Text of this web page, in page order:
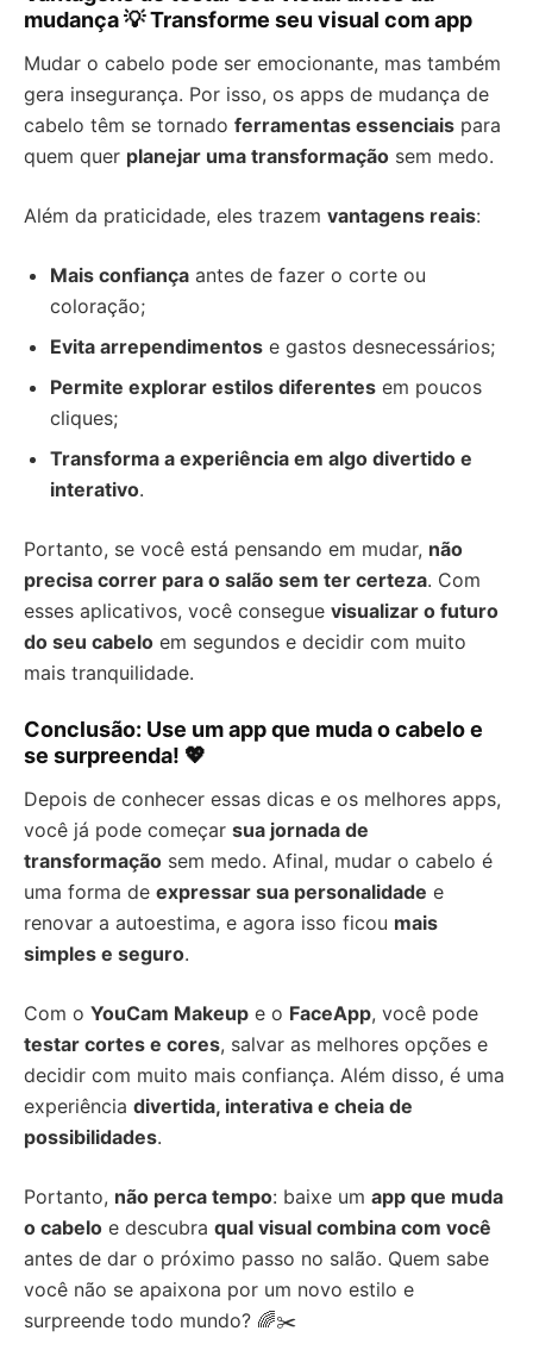
mudança 💡 Transforme seu visual com app
Mudar o cabelo pode ser emocionante, mas também
gera insegurança. Por isso, os apps de mudança de
cabelo têm se tornado ferramentas essenciais para
quem quer planejar uma transformação sem medo.
Além da praticidade, eles trazem vantagens reais:
Mais confiança antes de fazer o corte ou
coloração;
Evita arrependimentos e gastos desnecessários;
Permite explorar estilos diferentes em poucos
cliques;
Transforma a experiência em algo divertido e
interativo.
Portanto, se você está pensando em mudar, não
precisa correr para o salão sem ter certeza. Com
esses aplicativos, você consegue visualizar o futuro
do seu cabelo em segundos e decidir com muito
mais tranquilidade.
Conclusão: Use um app que muda o cabelo e
se surpreenda! 💖
Depois de conhecer essas dicas e os melhores apps,
você já pode começar sua jornada de
transformação sem medo. Afinal, mudar o cabelo é
uma forma de expressar sua personalidade e
renovar a autoestima, e agora isso ficou mais
simples e seguro.
Com o YouCam Makeup e o FaceApp, você pode
testar cortes e cores, salvar as melhores opções e
decidir com muito mais confiança. Além disso, é uma
experiência divertida, interativa e cheia de
possibilidades.
Portanto, não perca tempo: baixe um app que muda
o cabelo e descubra qual visual combina com você
antes de dar o próximo passo no salão. Quem sabe
você não se apaixona por um novo estilo e
surpreende todo mundo? 🌈✂️